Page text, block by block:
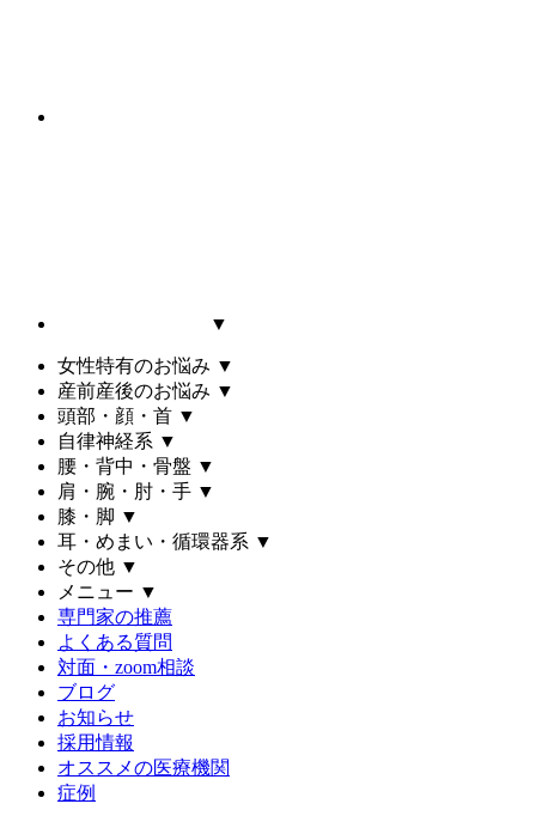
▼
女性特有のお悩み ▼
産前産後のお悩み ▼
頭部・顔・首 ▼
自律神経系 ▼
腰・背中・骨盤 ▼
肩・腕・肘・手 ▼
膝・脚 ▼
耳・めまい・循環器系 ▼
その他 ▼
メニュー ▼
専門家の推薦
よくある質問
対面・zoom相談
ブログ
お知らせ
採用情報
オススメの医療機関
症例